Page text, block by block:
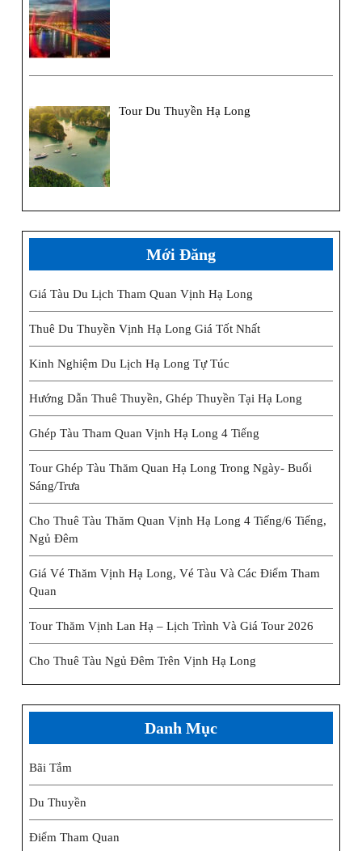
Tour Du Thuyền Hạ Long
Mới Đăng
Giá Tàu Du Lịch Tham Quan Vịnh Hạ Long
Thuê Du Thuyền Vịnh Hạ Long Giá Tốt Nhất
Kinh Nghiệm Du Lịch Hạ Long Tự Túc
Hướng Dẫn Thuê Thuyền, Ghép Thuyền Tại Hạ Long
Ghép Tàu Tham Quan Vịnh Hạ Long 4 Tiếng
Tour Ghép Tàu Thăm Quan Hạ Long Trong Ngày- Buổi
Sáng/trưa
Cho Thuê Tàu Thăm Quan Vịnh Hạ Long 4 Tiếng/6 Tiếng,
Ngủ Đêm
Giá Vé Thăm Vịnh Hạ Long, Vé Tàu Và Các Điểm Tham
Quan
Tour Thăm Vịnh Lan Hạ – Lịch Trình Và Giá Tour 2026
Cho Thuê Tàu Ngủ Đêm Trên Vịnh Hạ Long
Danh Mục
Bãi Tắm
Du Thuyền
Điểm Tham Quan